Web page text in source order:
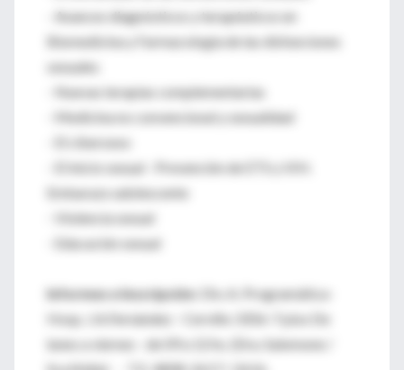
- Avances diagnósticos y terapéuticos en
Biomedicina y Farmacología de las disfunciones
sexuales
- Nuevas terapias complementarias
- Medicina no convencional y sexualidad
- El cibersexo
- El inicio sexual - Prevención de ETS y VIH.
Embarazo adolescente
- Violencia sexual
- Educación sexual
Informes e Inscripción : Div. A. Programática-
Hosp. J.A.Fernández - Cerviño 3356-7 piso De
lunes a viernes - de 09 a 12 hs. (Dra. Salomone /